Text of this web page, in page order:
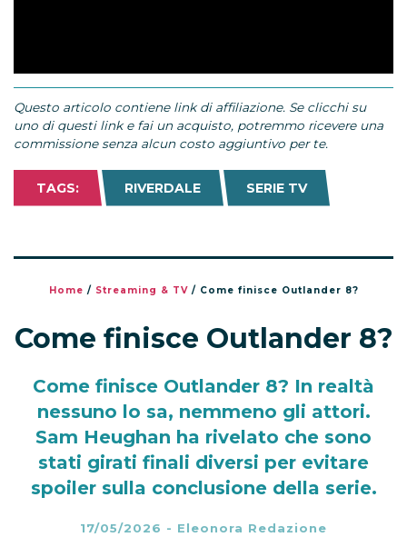
Questo articolo contiene link di affiliazione. Se clicchi su
uno di questi link e fai un acquisto, potremmo ricevere una
commissione senza alcun costo aggiuntivo per te.
TAGS: RIVERDALE SERIE TV
Home / Streaming & TV/ Come finisce Outlander 8?
Come finisce Outlander 8?
Come finisce Outlander 8? In realtà
nessuno lo sa, nemmeno gli attori.
Sam Heughan ha rivelato che sono
stati girati finali diversi per evitare
spoiler sulla conclusione della serie.
17/05/2026 - Eleonora Redazione